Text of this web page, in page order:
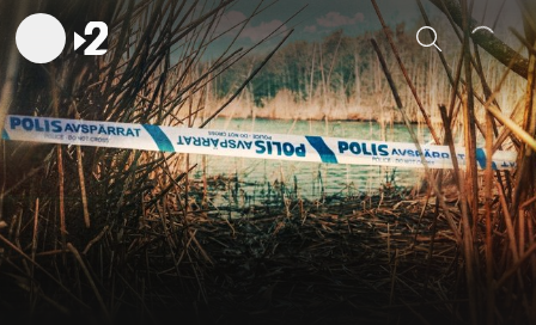
Sök